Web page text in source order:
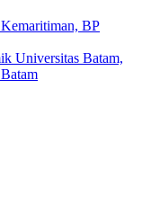
BP
Universitas Batam,